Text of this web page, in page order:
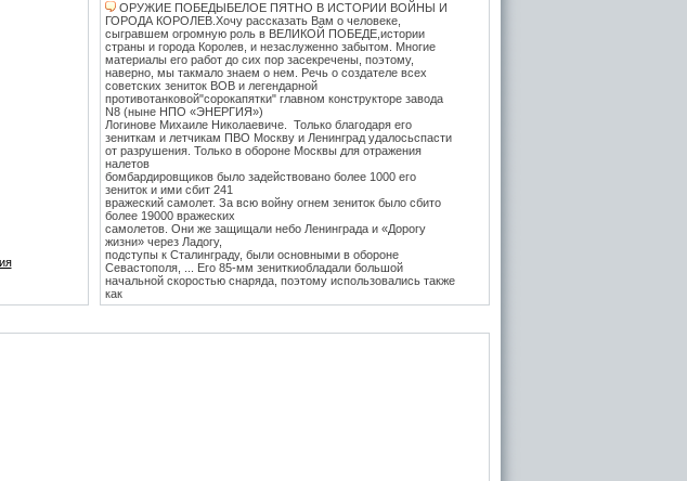
ОРУЖИЕ ПОБЕДЫБЕЛОЕ ПЯТНО В ИСТОРИИ ВОЙНЫ И
ГОРОДА КОРОЛЕВ.Хочу рассказать Вам о человеке,
сыгравшем огромную роль в ВЕЛИКОЙ ПОБЕДЕ,истории
страны и города Королев, и незаслуженно забытом. Многие
материалы его работ до сих пор засекречены, поэтому,
наверно, мы такмало знаем о нем. Речь о создателе всех
советских зениток ВОВ и легендарной
противотанковой"сорокапятки" главном конструкторе завода
N8 (ныне НПО «ЭНЕРГИЯ»)
Логинове Михаиле Николаевиче. Только благодаря его
зениткам и летчикам ПВО Москву и Ленинград удалосьспасти
от разрушения. Только в обороне Москвы для отражения
налетов
бомбардировщиков было задействовано более 1000 его
зениток и ими сбит 241
вражеский самолет. За всю войну огнем зениток было сбито
более 19000 вражеских
самолетов. Они же защищали небо Ленинграда и «Дорогу
жизни» через Ладогу,
подступы к Сталинграду, были основными в обороне
Севастополя, ... Его 85-мм зениткиобладали большой
начальной скоростью снаряда, поэтому использовались также
как
противотанковые, на прямую наводку для борьбы с тяжёлыми
Пантера. С 1943 года после Курской битвы и испытательных